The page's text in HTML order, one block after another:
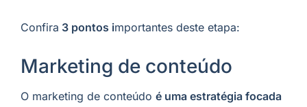
Confira 3 pontos importantes deste etapa:
Marketing de conteúdo
O marketing de conteúdo é uma estratégia focada